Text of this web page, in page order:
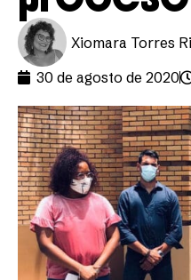
Xiomara Torres
30 de agosto de 2020